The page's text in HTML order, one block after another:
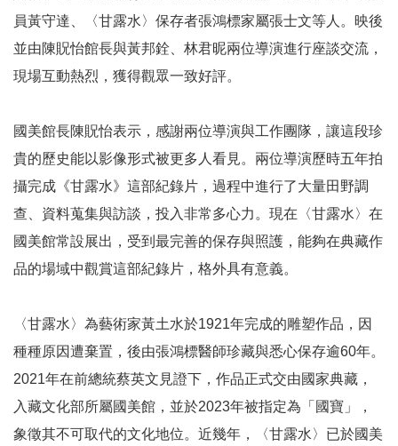
典
版
活
動
圖
書
線
上
源
性
員黃守達、〈甘露水〉保存者張鴻標家屬張士文等人。映後
並由陳貺怡館長與黃邦銓、林君昵兩位導演進行座談交流，
現場互動熱烈，獲得觀眾一致好評。
國美館長陳貺怡表示，感謝兩位導演與工作團隊，讓這段珍
貴的歷史能以影像形式被更多人看見。兩位導演歷時五年拍
攝完成《甘露水》這部紀錄片，過程中進行了大量田野調
查、資料蒐集與訪談，投入非常多心力。現在〈甘露水〉在
國美館常設展出，受到最完善的保存與照護，能夠在典藏作
品的場域中觀賞這部紀錄片，格外具有意義。
〈甘露水〉為藝術家黃土水於1921年完成的雕塑作品，因
種種原因遭棄置，後由張鴻標醫師珍藏與悉心保存逾60年。
2021年在前總統蔡英文見證下，作品正式交由國家典藏，
入藏文化部所屬國美館，並於2023年被指定為「國寶」，
象徵其不可取代的文化地位。近幾年，〈甘露水〉已於國美